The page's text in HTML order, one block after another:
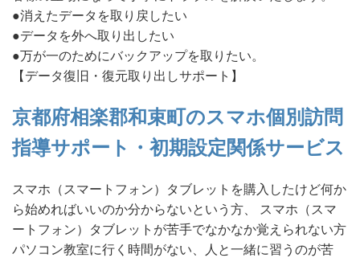
●消えたデータを取り戻したい
●データを外へ取り出したい
●万が一のためにバックアップを取りたい。
【データ復旧・復元取り出しサポート】
京都府相楽郡和束町のスマホ個別訪問
指導サポート・初期設定関係サービス
スマホ（スマートフォン）タブレットを購入したけど何か
ら始めればいいのか分からないという方、 スマホ（スマ
ートフォン）タブレットが苦手でなかなか覚えられない方
パソコン教室に行く時間がない、人と一緒に習うのが苦